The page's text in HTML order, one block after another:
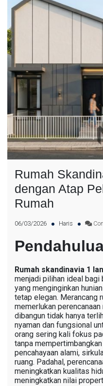
Rumah
dengan Atap
Rumah
06/03/2026 Haris
Rumah skandinavia 1
menjadi pilihan ideal bagi
yang menginginkan
tetap elegan. Merancang
memerlukan
dibangun tidak hanya
nyaman dan fungsional
orang sering kali fokus
tanpa
pencahayaan alami,
ruang. Padahal,
meningkatkan kualitas
meningkatkan nilai